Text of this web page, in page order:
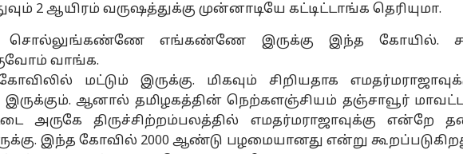
2 ஆயிரம் வருஷத்துக்கு முன்னாடியே கட்டிட்டாங்க தெரியுமா.
எங்கண்ணே இருக்கு இந்த கோயில்.
வாங்க.
மட்டும் இருக்கு. மிகவும் சிறியதாக
ஆனால் தமிழகத்தின் நெற்களஞ்சியம் தஞ்சாவூர்
அருகே திருச்சிற்றம்பலத்தில் எமதர்மராஜாவுக்கு என்றே
இந்த கோவில் 2000 ஆண்டு பழமையானது என்று